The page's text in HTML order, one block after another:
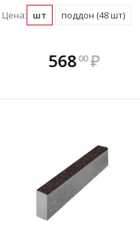
В комплекте
всегда выгоднее!
Цена: шт поддон (48 шт)
56800 ₽
В комплекте
всегда выгоднее!